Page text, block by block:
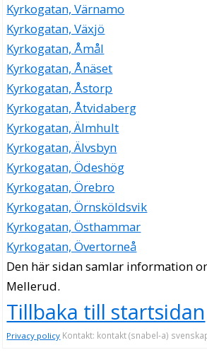
Kyrkogatan, Värnamo
Kyrkogatan, Växjö
Kyrkogatan, Åmål
Kyrkogatan, Ånäset
Kyrkogatan, Åstorp
Kyrkogatan, Åtvidaberg
Kyrkogatan, Älmhult
Kyrkogatan, Älvsbyn
Kyrkogatan, Ödeshög
Kyrkogatan, Örebro
Kyrkogatan, Örnsköldsvik
Kyrkogatan, Östhammar
Kyrkogatan, Övertorneå
Den här sidan samlar information
Mellerud.
Tillbaka till startsidan
Privacy policy Kontakt: kontakt (snabel-a)